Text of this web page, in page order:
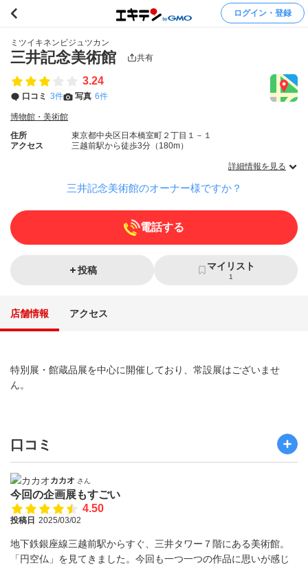
ログイン・登録
ミツイキネンビジュツカン
三井記念美術館 共有
3.24
口コミ 3件 写真 6件
博物館・美術館
住所
東京都中央区日本橋室町２丁目１－１
アクセス
三越前駅から徒歩3分（180m）
詳細情報を見る
三井記念美術館のオーナー様ですか？
電話する
投稿 マイリスト
1
店舗情報 アクセス
特別展・館蔵品展を中心に開催しており、常設展はございませ
ん。
口コミ
カカオ さん
今回の企画展もすごい
4.50
投稿日 2025/03/02
地下鉄銀座線三越前駅からすぐ、三井タワー７階にある美術館。
「円空仏」を見てきました。今回も一つ一つの作品に思いが感じ